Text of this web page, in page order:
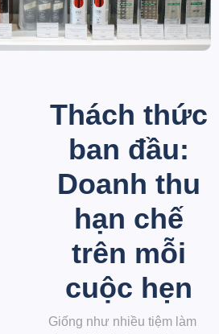
Thách thức
ban đầu:
Doanh thu
hạn chế
trên mỗi
cuộc hẹn
Giống như nhiều tiệm làm